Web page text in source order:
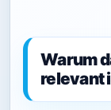
Warum
relevant